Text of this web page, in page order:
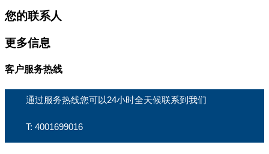
您的联系人
更多信息
客户服务热线
通过服务热线您可以24小时全天候联系到我们
T: 4001699016